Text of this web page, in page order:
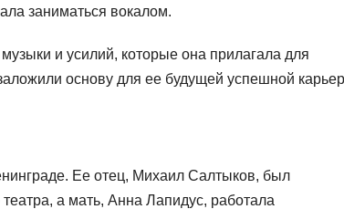
заниматься вокалом.
и усилий, которые она прилагала для
основу для ее будущей успешной
Ее отец, Михаил Салтыков, был
а мать, Анна Лапидус, работала